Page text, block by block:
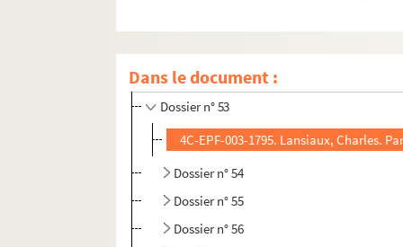
Dans le document :
Dossier n° 50
Dossier n° 51
Dossier n° 53
4C-EPF-003-1795. Lansiaux, Charles.
Dossier n° 54
Dossier n° 55
Dossier n° 56